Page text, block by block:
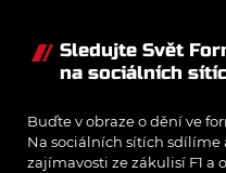
Sledujte Svět
na sociálních
Buďte v obraze o dění ve
Na sociálních sítích sdílíme
zajímavosti ze zákulisí F1 a